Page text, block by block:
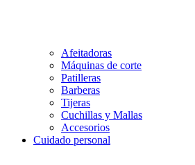
Afeitadoras
Máquinas de corte
Patilleras
Barberas
Tijeras
Cuchillas y Mallas
Accesorios
Cuidado personal